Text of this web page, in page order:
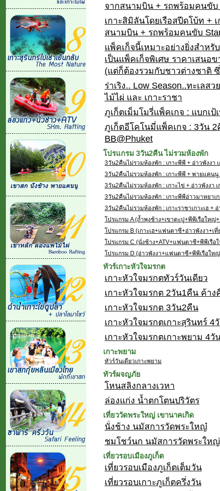
จากสนามบิน + รถพร้อมคนขับ
เกาะสิมิลันโดยเรือสปีดโบ้ท +
สนามบิน + รถพร้อมคนขับ
แพ็คเก็จนี้เหมาะอย่างยิ่งสำห
เป็นแพ็คเก็จพิเศษ ราคาเสนอ
(แต่ก็ต้องรวมกับชาวต่างชาติ
ร่าเริง.. Low Season..ทะเลส
ไม้ไผ่ และ เกาะราชา
ภูเก็ตเม็มโมรี่แพ็คเกจ : แบกเ
ภูเก็ตอีโคโนมี่แพ็คเกจ : 3วัน
BB@Phuket
โปรแกรม 3วัน2คืน ไม่รวมห้องพัก
3วัน2คืนไม่รวมห้องพัก : เกาะพีพี + อ่าวพังงา
3วัน2คืนไม่รวมห้องพัก : เกาะพีพี + พายแคนนู
3วัน2คืนไม่รวมห้องพัก : เกาะไข่ + อ่าวพังงา
3วัน2คืนไม่รวมห้องพัก : เกาะพีพีอ่าวมาหยาเ
3วัน2คืนไม่รวมห้องพัก : เกาะราชาเกาะเฮ +
โปรแกรม A (ถ้ำพุงช้าง+เขาตะปู+พีพีเรือใหญ่
โปรแกรม B (เกาะเฮ+แฟนตาซี+อ่าวพังงา+เ
โปรแกรม C (นั่งช้าง+ATV+แฟนตาซี+พีพีเรือ
โปรแกรม D (อ่าวพังงา+แฟนตาซี+พีพีเรือให
ทัวร์เกาะหัวใจมรกต
เกาะหัวใจมรกตทัวร์วันเดียว
เกาะหัวใจมรกต 2วัน1คืน ค้าง
เกาะหัวใจมรกต 3วัน2คืน
เกาะหัวใจมรกตเกาะสุรินทร์ 4
เกาะหัวใจมรกตเกาะพยาม 4วั
เกาะพยาม
ทัวร์วันเดียวเกาะพยาม
ทัวร์ผจญภัย
โหนสลิงกลางเวหา
ล่องแก่ง น้ำตกโตนปริวัตร
เที่ยววัดพระใหญ่ เขานาคเกิด
นั่งช้าง นมัสการวัดพระใหญ๋
ชมโชว์นก นมัสการวัดพระใหญ่
เที่ยวรอบเมืองภูเก็ต
เที่ยวรอบเมืองภูเก็ตเต็มวัน
เที่ยวรอบเกาะภูเก็ตครึ่งวัน